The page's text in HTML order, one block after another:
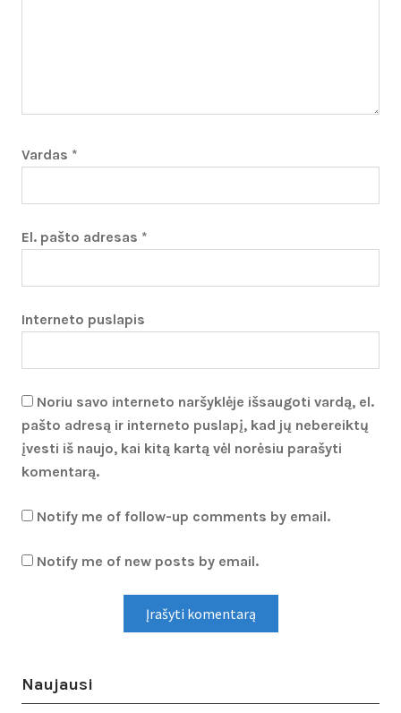
Vardas *
El. pašto adresas *
Interneto puslapis
Noriu savo interneto naršyklėje išsaugoti vardą, el.
pašto adresą ir interneto puslapį, kad jų nebereiktų
įvesti iš naujo, kai kitą kartą vėl norėsiu parašyti
komentarą.
Notify me of follow-up comments by email.
Notify me of new posts by email.
Naujausi